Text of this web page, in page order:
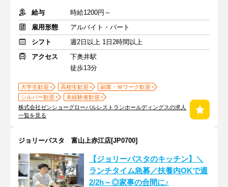
給与
時給1200円～
雇用形態
アルバイト・パート
シフト
週2日以上 1日2時間以上
アクセス
下奥井駅
徒歩13分
大学生歓迎 高校生歓迎
副業・Ｗワーク歓迎
シルバー歓迎
未経験者歓迎
株式会社ゼンショーグローバルレストランホールディングスの求人
一覧を見る
ジョリーパスタ 富山上赤江店[JP0700]
【ジョリーパスタのキッチン】＼
ランチタイム急募／扶養内OKで週
2/2h～◎家事の合間に♪